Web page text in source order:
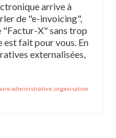
arrive à
de "e-invoicing",
"Factur-X" sans trop
est fait pour vous. En
externalisées,
administrative organisation